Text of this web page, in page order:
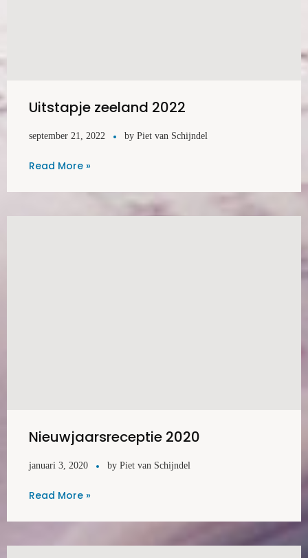
Uitstapje zeeland 2022
september 21, 2022 by Piet van Schijndel
Read More »
Nieuwjaarsreceptie 2020
januari 3, 2020 by Piet van Schijndel
Read More »